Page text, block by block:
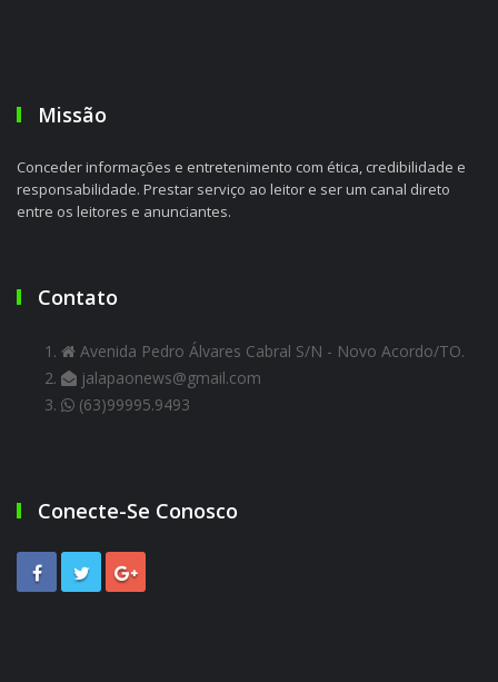
Missão
Conceder informações e entretenimento com ética, credibilidade e
responsabilidade. Prestar serviço ao leitor e ser um canal direto
entre os leitores e anunciantes.
Contato
Avenida Pedro Álvares Cabral S/N - Novo Acordo/TO.
jalapaonews@gmail.com
(63)99995.9493
Conecte-Se Conosco